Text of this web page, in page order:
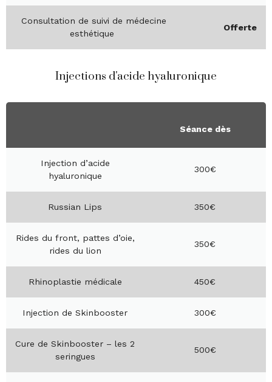
Consultation de suivi de médecine
esthétique
Offerte
Injections d'acide hyaluronique
Séance dès
Injection d’acide
hyaluronique
300€
Russian Lips 350€
Rides du front, pattes d’oie,
rides du lion
350€
Rhinoplastie médicale 450€
Injection de Skinbooster 300€
Cure de Skinbooster – les 2
seringues
500€